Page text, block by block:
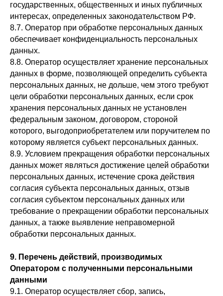
государственных, общественных и иных публичных
интересах, определенных законодательством РФ.
8.7. Оператор при обработке персональных данных
обеспечивает конфиденциальность персональных
данных.
8.8. Оператор осуществляет хранение персональных
данных в форме, позволяющей определить субъекта
персональных данных, не дольше, чем этого требуют
цели обработки персональных данных, если срок
хранения персональных данных не установлен
федеральным законом, договором, стороной
которого, выгодоприобретателем или поручителем по
которому является субъект персональных данных.
8.9. Условием прекращения обработки персональных
данных может являться достижение целей обработки
персональных данных, истечение срока действия
согласия субъекта персональных данных, отзыв
согласия субъектом персональных данных или
требование о прекращении обработки персональных
данных, а также выявление неправомерной
обработки персональных данных.
9. Перечень действий, производимых
Оператором с полученными персональными
данными
9.1. Оператор осуществляет сбор, запись,